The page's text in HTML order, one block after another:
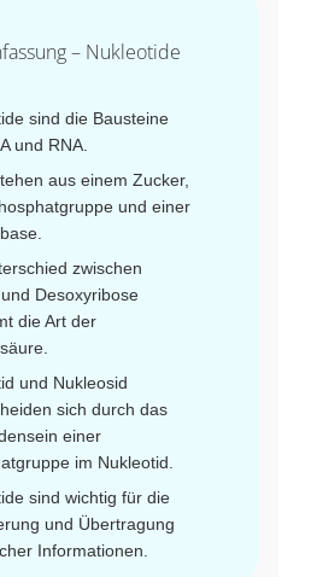
– Nukleotide
sind die Bausteine
und RNA.
aus einem Zucker,
und einer
zwischen
Desoxyribose
die Art der
und Nukleosid
sich durch das
einer
im Nukleotid.
sind wichtig für die
und Übertragung
Informationen.